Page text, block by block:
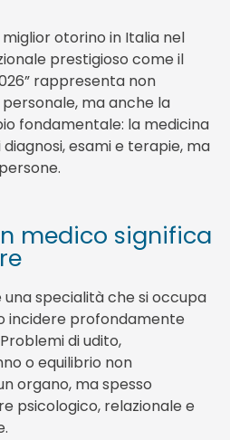
otorino in Italia nel
prestigioso come il
rappresenta non
ma anche la
fondamentale: la medicina
esami e terapie, ma
medico significa
una specialità che si occupa
incidere profondamente
di udito,
o equilibrio non
organo, ma spesso
psicologico, relazionale e